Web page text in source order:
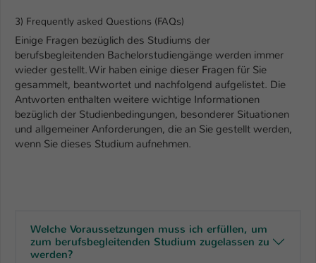
3) Frequently asked Questions (FAQs)
Einige Fragen bezüglich des Studiums der
berufsbegleitenden Bachelorstudiengänge werden immer
wieder gestellt. Wir haben einige dieser Fragen für Sie
gesammelt, beantwortet und nachfolgend aufgelistet. Die
Antworten enthalten weitere wichtige Informationen
bezüglich der Studienbedingungen, besonderer Situationen
und allgemeiner Anforderungen, die an Sie gestellt werden,
wenn Sie dieses Studium aufnehmen.
Welche Voraussetzungen muss ich erfüllen, um
zum berufsbegleitenden Studium zugelassen zu
werden?